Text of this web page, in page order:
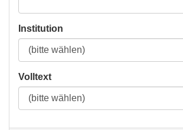
Institution
Volltext